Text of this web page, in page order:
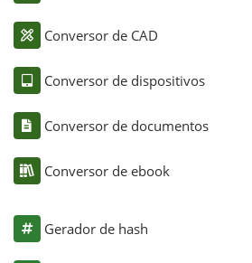
Conversor de CAD
Conversor de dispositivos
Conversor de documentos
Conversor de ebook
Gerador de hash